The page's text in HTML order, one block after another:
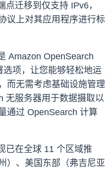
迁移到仅支持 IPv6，
议上对其应用程序进行标
Amazon OpenSearch
项，让您能够轻松地运
而无需考虑基础设施管理
无服务器用于数据摄取以
通过 OpenSearch 计算
已在全球 11 个区域推
）、美国东部（弗吉尼亚